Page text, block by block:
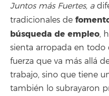
Juntos más Fuertes, a
tradicionales de
búsqueda de empleo,
sienta arropada en todo
fuerza que va más allá
trabajo, sino que tiene
también lo subrayaron